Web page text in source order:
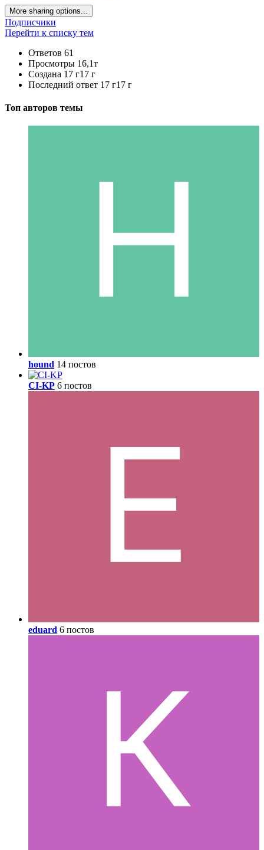
More sharing options...
Подписчики
Перейти к списку тем
Ответов 61
Просмотры 16,1т
Создана 17 г17 г
Последний ответ 17 г17 г
Топ авторов темы
hound 14 постов
CI-KP 6 постов
eduard 6 постов